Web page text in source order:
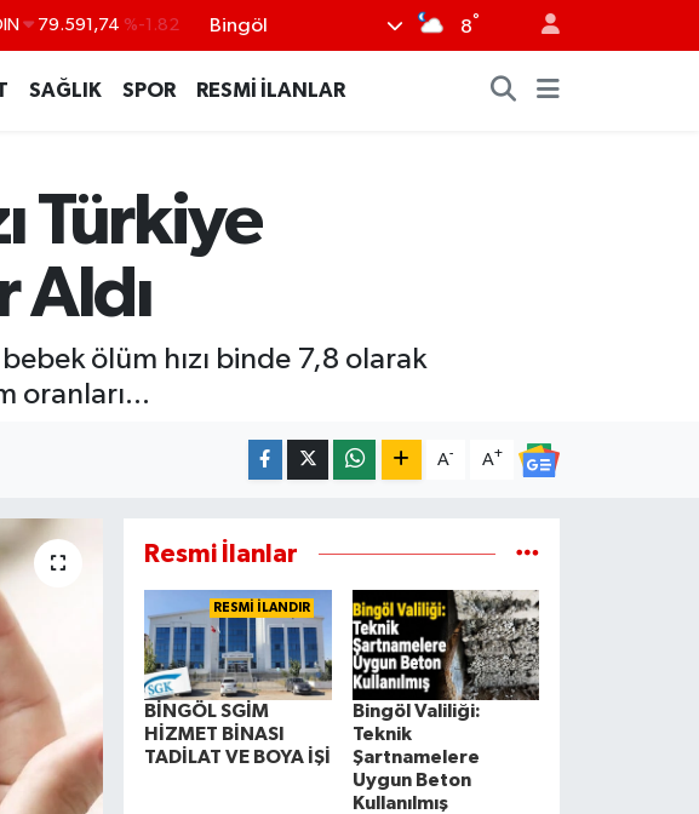
45,43620 %0.02
BİST100 14.598,00 %0
79.591,74 %-1.82
Bingöl 8°
SAĞLIK SPOR RESMİ İLANLAR
Türkiye
Aldı
ölüm hızı binde 7,8 olarak
oranları...
A- A+
Resmi İlanlar
RESMİ İLANDIR
BİNGÖL SGİM
HİZMET BİNASI
TADİLAT VE BOYA İŞİ
Bingöl Valiliği:
Teknik
Şartnamelere
Uygun Beton
Kullanılmış